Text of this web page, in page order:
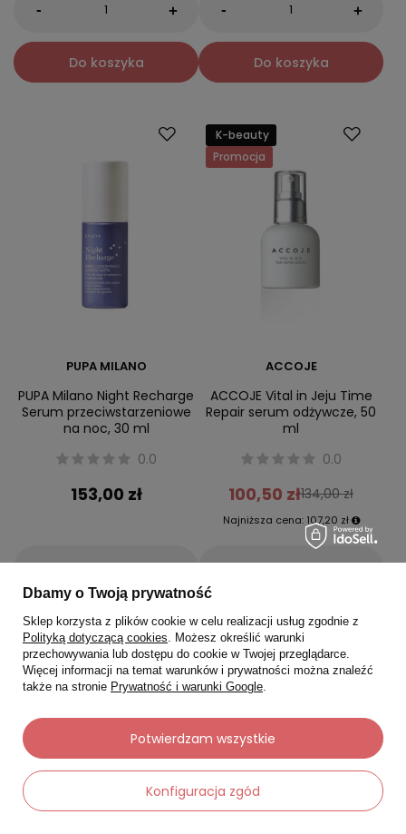
- +
Do koszyka
- +
Do koszyka
PUPA MILANO
PUPA Milano Night Recharge
Serum przeciwstarzeniowe
na noc, 30 ml
0.0
153,00 zł
- +
Do koszyka
K-beauty
Promocja
ACCOJE
ACCOJE Vital in Jeju Time
Repair serum odżywcze, 50
ml
0.0
100,50 zł134,00 zł
Najniższa cena: 107,20 zł
- +
Do koszyka
Okazja Dostawa za 0 zł
Dbamy o Twoją prywatność
Sklep korzysta z plików cookie w celu realizacji usług zgodnie z
Polityką dotyczącą cookies. Możesz określić warunki
przechowywania lub dostępu do cookie w Twojej przeglądarce.
Więcej informacji na temat warunków i prywatności można znaleźć
także na stronie Prywatność i warunki Google.
Konfiguracja zgód
Potwierdzam wszystkie